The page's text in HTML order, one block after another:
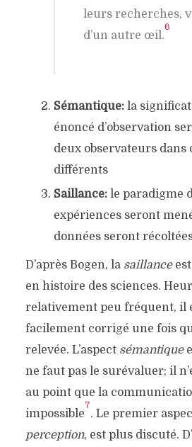
leurs recherches,
d’un autre œil.
6
Sémantique:la
énoncé d’observation
deux observateurs dans
différents
Saillance: le paradigme
expériences seront
données seront
D’après Bogen, la saillanceest
en histoire des sciences.
relativement peu fréquent, il
facilement corrigé une fois
relevée. L’aspect sémantique
ne faut pas le surévaluer; il
au point que la
impossible
7
. Le premier
perception, est plus discuté.